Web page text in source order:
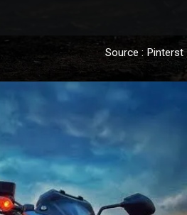
Source : Pinterst